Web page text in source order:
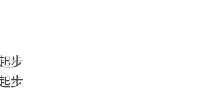
步
步